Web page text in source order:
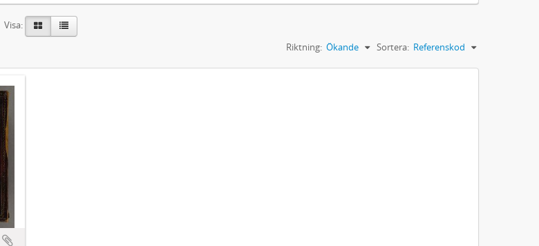
Visa:
Sortera: Referenskod
Riktning: Ökande